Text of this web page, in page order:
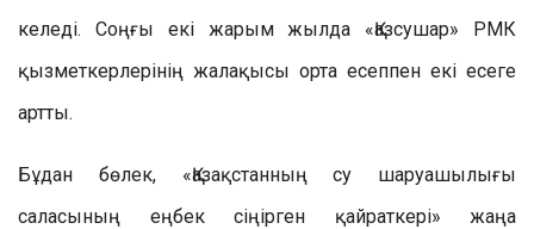
келеді. Соңғы екі жарым жылда «Қазсушар» РМК
қызметкерлерінің жалақысы орта есеппен екі есеге
артты.
Бұдан бөлек, «Қазақстанның су шаруашылығы
саласының еңбек сіңірген қайраткері» жаңа